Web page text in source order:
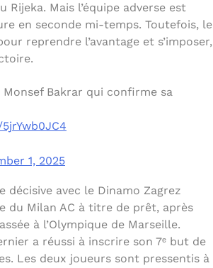
Rijeka. Mais l’équipe adverse est
en seconde mi-temps. Toutefois, le
reprendre l’avantage et s’imposer,
Bakrar qui confirme sa
1, 2025
décisive avec le Dinamo Zagrez
du Milan AC à titre de prêt, après
à l’Olympique de Marseille.
a réussi à inscrire son 7ᵉ but de
Les deux joueurs sont pressentis à